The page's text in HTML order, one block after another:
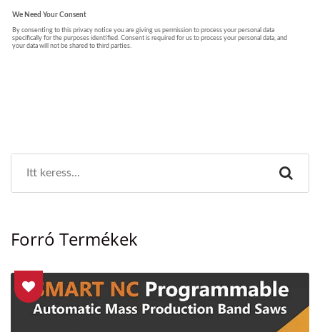
Forró Termékek